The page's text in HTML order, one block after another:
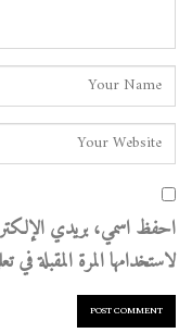
احفظ اسمي، بريدي
لاستخدامها المرة المقبلة في